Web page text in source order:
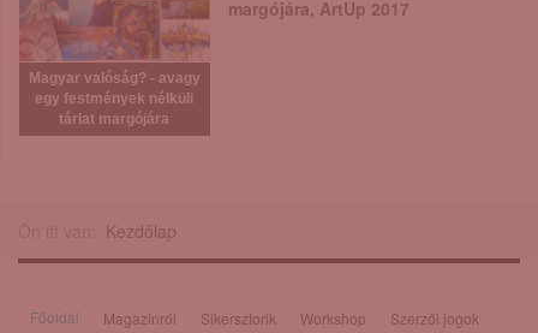
Magyar valóság? - avagy
egy festmények nélküli
tárlat margójára
margójára, ArtUp 2017
Kezdőlap
Főoldal Magazinról Sikersztorik Workshop Szerzői jogok